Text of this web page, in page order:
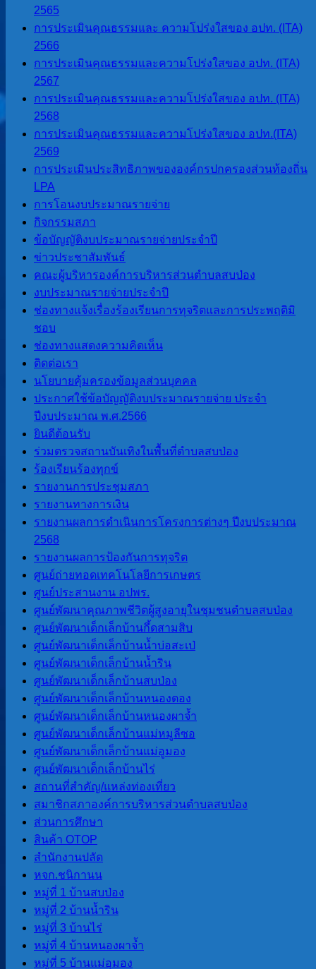
2565
การประเมินคุณธรรมและ ความโปร่งใสของ อปท. (ITA)
2566
การประเมินคุณธรรมและความโปร่งใสของ อปท. (ITA)
2567
การประเมินคุณธรรมและความโปร่งใสของ อปท. (ITA)
2568
การประเมินคุณธรรมและความโปร่งใสของ อปท.(ITA)
2569
การประเมินประสิทธิภาพขององค์กรปกครองส่วนท้องถิ่น
LPA
การโอนงบประมาณรายจ่าย
กิจกรรมสภา
ข้อบัญญัติงบประมาณรายจ่ายประจำปี
ข่าวประชาสัมพันธ์
คณะผู้บริหารองค์การบริหารส่วนตำบลสบป่อง
งบประมาณรายจ่ายประจำปี
ช่องทางแจ้งเรื่องร้องเรียนการทุจริตและการประพฤติมิ
ชอบ
ช่องทางแสดงความคิดเห็น
ติดต่อเรา
นโยบายคุ้มครองข้อมูลส่วนบุคคล
ประกาศใช้ข้อบัญญัติงบประมาณรายจ่าย ประจำ
ปีงบประมาณ พ.ศ.2566
ยินดีต้อนรับ
ร่วมตรวจสถานบันเทิงในพื้นที่ตำบลสบป่อง
ร้องเรียนร้องทุกข์
รายงานการประชุมสภา
รายงานทางการเงิน
รายงานผลการดำเนินการโครงการต่างๆ ปีงบประมาณ
2568
รายงานผลการป้องกันการทุจริต
ศูนย์ถ่ายทอดเทคโนโลยีการเกษตร
ศูนย์ประสานงาน อปพร.
ศูนย์พัฒนาคุณภาพชีวิตผู้สูงอายุในชุมชนตำบลสบป่อง
ศูนย์พัฒนาเด็กเล็กบ้านกึ้ดสามสิบ
ศูนย์พัฒนาเด็กเล็กบ้านน้ำบ่อสะเป่
ศูนย์พัฒนาเด็กเล็กบ้านน้ำริน
ศูนย์พัฒนาเด็กเล็กบ้านสบป่อง
ศูนย์พัฒนาเด็กเล็กบ้านหนองตอง
ศูนย์พัฒนาเด็กเล็กบ้านหนองผาจ้ำ
ศูนย์พัฒนาเด็กเล็กบ้านแม่หมูลีซอ
ศูนย์พัฒนาเด็กเล็กบ้านแม่อูมอง
ศูนย์พัฒนาเด็กเล็กบ้านไร่
สถานที่สําคัญ/แหล่งท่องเที่ยว
สมาชิกสภาองค์การบริหารส่วนตําบลสบป่อง
ส่วนการศึกษา
สินค้า OTOP
สํานักงานปลัด
หจก.ชนิกานน
หมู่ที่ 1 บ้านสบป่อง
หมู่ที่ 2 บ้านน้ำริน
หมู่ที่ 3 บ้านไร่
หมู่ที่ 4 บ้านหนองผาจ้ำ
หมู่ที่ 5 บ้านแม่อุมอง
ราชพิธีถวายพระ
เพลิงพระบรมศพ
พระบาทสมเด็จ
พระปรมินทรมหา
ภูมิพลอดุลยเดชฯ
ณ บริเวณหน้าถ้ำผี
แมน ต.สบป่อง
อ.ปางมะผ้า
จ.แม่ฮ่องสอน
ข่าวสารและกิจกรรม
จำนวนผู้อ่าน :
นายโอฬาร ปาริฉัตรพงศ์
นายกองค์การบริหารส่วนตำบลสบป่อง
โทร 080-034-6787
เมนูหลัก
หน้าแรก
ข้อมูลทั่วไป
ประวัติองค์การบริหารส่วนตำบลสบ
ป่อง
วิสัยทัศน์การพัฒนา
อำนาจหน้าที่
ติดต่อเรา
หน่วยตรวจสอบภายใน
การโอนงบประมาณรายจ่าย
การติดตามประเมินผลระบบการ
ควบคุมภายใน
ITA
การประเมินคุณธรรมและ ความ
โปร่งใสของ อปท. (ITA) 2565
การประเมินคุณธรรมและ ความ
โปร่งใสของ อปท. (ITA) 2566
การประเมินคุณธรรมและความ
โปร่งใสของ อปท. (ITA) 2567
การประเมินคุณธรรมและความ
โปร่งใสของ อปท. (ITA) 2568